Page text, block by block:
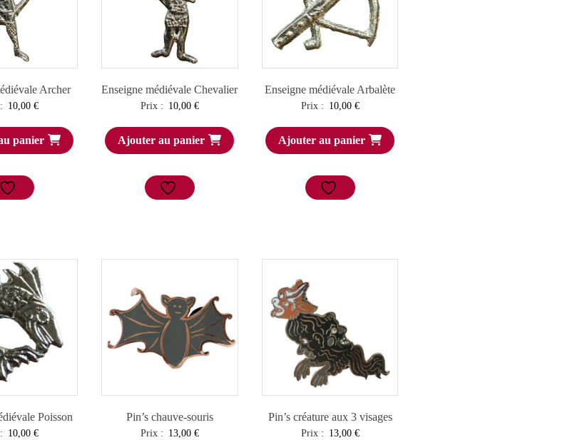
Archer
10,00 €
panier
Enseigne médiévale Chevalier
Prix : 10,00 €
Ajouter au panier
Enseigne médiévale Arbalète
Prix : 10,00 €
Ajouter au panier
Poisson
10,00 €
Pin’s chauve-souris
Prix : 13,00 €
Pin’s créature aux 3 visages
Prix : 13,00 €